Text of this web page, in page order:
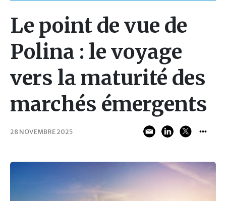
Le point de vue de
Polina : le voyage
vers la maturité des
marchés émergents
28 NOVEMBRE 2025